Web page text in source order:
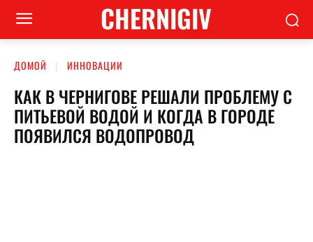
CHERNIGIV
ДОМОЙ ИННОВАЦИИ
КАК В ЧЕРНИГОВЕ РЕШАЛИ ПРОБЛЕМУ С
ПИТЬЕВОЙ ВОДОЙ И КОГДА В ГОРОДЕ
ПОЯВИЛСЯ ВОДОПРОВОД